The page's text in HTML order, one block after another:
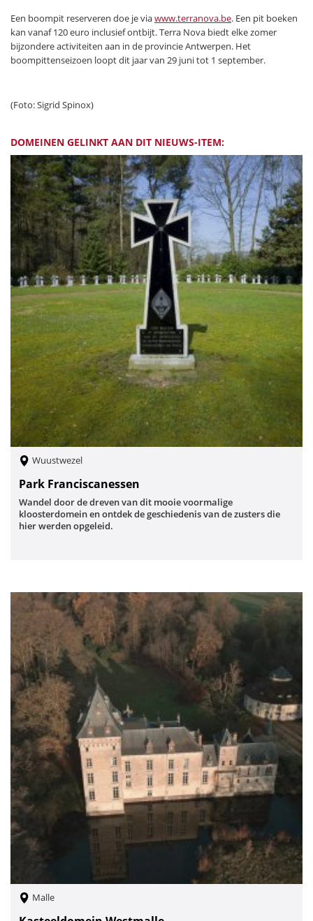
Een boompit reserveren doe je viawww.terranova.be. Een pit boeken
kan vanaf 120 euro inclusief ontbijt. Terra Nova biedt elke zomer
bijzondere activiteiten aan in de provincie Antwerpen. Het
boompittenseizoen loopt dit jaar van 29 juni tot 1 september.
(Foto: Sigrid Spinox)
DOMEINEN GELINKT AAN DIT NIEUWS-ITEM:
Wuustwezel
Park Franciscanessen
Wandel door de dreven van dit mooie voormalige
kloosterdomein en ontdek de geschiedenis van de zusters die
hier werden opgeleid.
Malle